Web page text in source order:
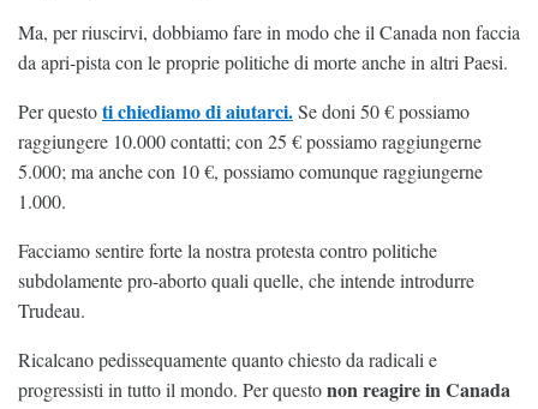
Ma, per riuscirvi, dobbiamo fare in modo che il Canada non faccia
da apri-pista con le proprie politiche di morte anche in altri Paesi.
Per questoti chiediamo di aiutarci.Se doni 50 € possiamo
raggiungere 10.000 contatti; con 25 € possiamo raggiungerne
5.000; ma anche con 10 €, possiamo comunque raggiungerne
1.000.
Facciamo sentire forte la nostra protesta contro politiche
subdolamente pro-aborto quali quelle, che intende introdurre
Trudeau.
Ricalcano pedissequamente quanto chiesto da radicali e
progressisti in tutto il mondo. Per questonon reagire in Canada